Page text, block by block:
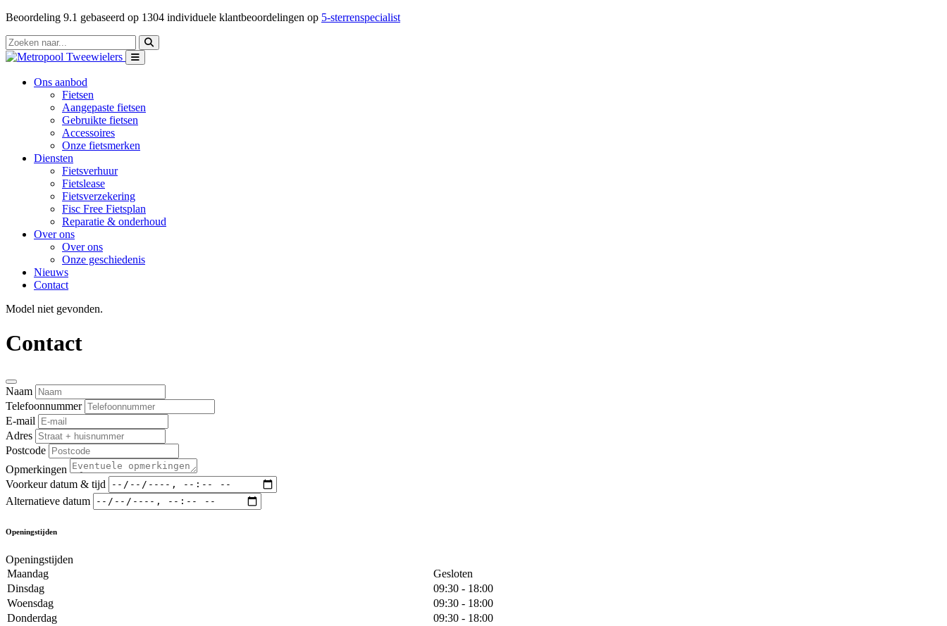
Beoordeling 9.1 gebaseerd op 1304 individuele klantbeoordelingen op 5-sterrenspecialist
Ons aanbod
Fietsen
Aangepaste fietsen
Gebruikte fietsen
Accessoires
Onze fietsmerken
Diensten
Fietsverhuur
Fietslease
Fietsverzekering
Fisc Free Fietsplan
Reparatie & onderhoud
Over ons
Over ons
Onze geschiedenis
Nieuws
Contact
Model niet gevonden.
Contact
Naam
Telefoonnummer
E-mail
Adres
Postcode
Opmerkingen
Voorkeur datum & tijd
Alternatieve datum
Openingstijden
Openingstijden
Maandag
Gesloten
Dinsdag
09:30 - 18:00
Woensdag
09:30 - 18:00
Donderdag
09:30 - 18:00